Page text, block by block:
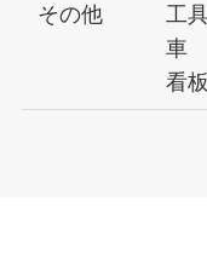
その他
工
車
看